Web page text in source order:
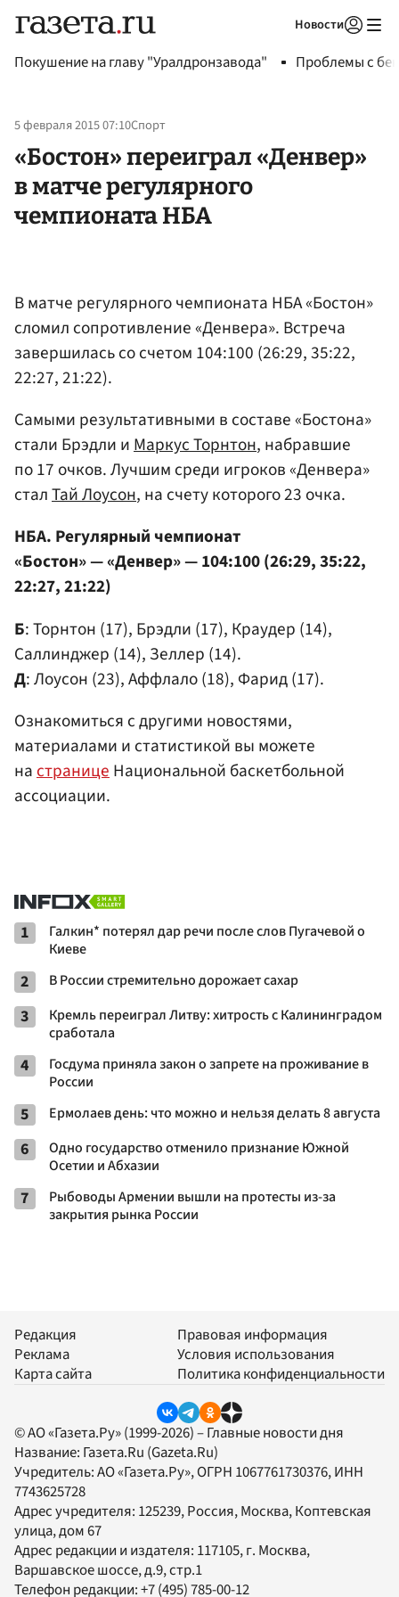
Новости
Покушение на главу "Уралдронзавода" Проблемы с
5 февраля 2015 07:10Спорт
«Бостон» переиграл «Денвер»
в матче регулярного
чемпионата НБА
В матче регулярного чемпионата НБА «Бостон»
сломил сопротивление «Денвера». Встреча
завершилась со счетом 104:100 (26:29, 35:22,
22:27, 21:22).
Самыми результативными в составе «Бостона»
стали Брэдли иМаркус Торнтон, набравшие
по 17 очков. Лучшим среди игроков «Денвера»
сталТай Лоусон, на счету которого 23 очка.
НБА. Регулярный чемпионат
«Бостон» — «Денвер» — 104:100 (26:29, 35:22,
22:27, 21:22)
Б: Торнтон (17), Брэдли (17), Краудер (14),
Саллинджер (14), Зеллер (14).
Д: Лоусон (23), Аффлало (18), Фарид (17).
Ознакомиться с другими новостями,
материалами и статистикой вы можете
настраницеНациональной баскетбольной
ассоциации.
1
Галкин* потерял дар речи после слов Пугачевой о
Киеве
2 В России стремительно дорожает сахар
3
Кремль переиграл Литву: хитрость с Калининградом
сработала
4
Госдума приняла закон о запрете на проживание в
России
5 Ермолаев день: что можно и нельзя делать 8 августа
6
Одно государство отменило признание Южной
Осетии и Абхазии
7
Рыбоводы Армении вышли на протесты из-за
закрытия рынка России
Редакция
Реклама
Карта сайта
Правовая информация
Условия использования
Политика конфиденциальности
© АО «Газета.Ру» (1999-2026) – Главные новости дня
Название: Газета.Ru (Gazeta.Ru)
Учредитель:АО «Газета.Ру», ОГРН 1067761730376, ИНН
7743625728
Адрес учредителя: 125239, Россия, Москва, Коптевская
улица, дом 67
Адрес редакции и издателя: 117105, г. Москва,
Варшавское шоссе, д.9, стр.1
Телефон редакции:+7 (495) 785-00-12